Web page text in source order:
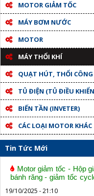
MOTOR GIẢM TỐC
MÁY BƠM NƯỚC
MOTOR
MÁY THỔI KHÍ
QUẠT HÚT, THỔI CÔNG
TỦ ĐIỆN (TỦ ĐIỀU
BIẾN TẦN (INVETER)
CÁC LOẠI MOTOR KHÁC
Tin Tức Mới
Motor giảm tốc - Hộp
bánh răng - giảm tốc
19/10/2025 - 21:10